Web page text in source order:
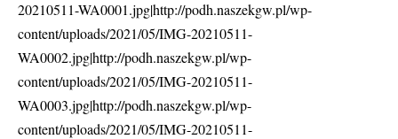
20210511-WA0001.jpg|http://podh.naszekgw.pl/wp-
content/uploads/2021/05/IMG-20210511-
WA0002.jpg|http://podh.naszekgw.pl/wp-
content/uploads/2021/05/IMG-20210511-
WA0003.jpg|http://podh.naszekgw.pl/wp-
content/uploads/2021/05/IMG-20210511-